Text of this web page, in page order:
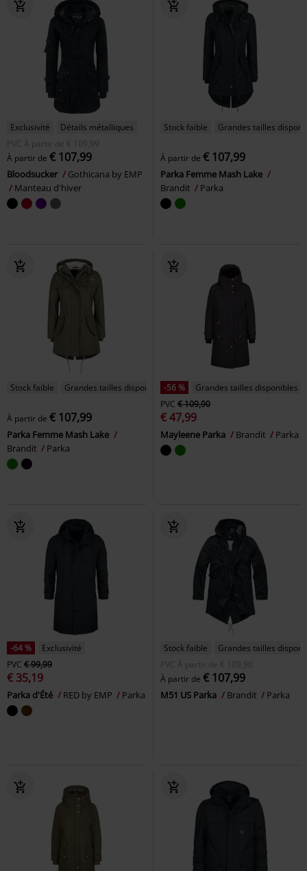
Exclusivité
Détails métalliques
PVC
À partir de € 109,99
À partir de € 107,99
Bloodsucker
Gothicana by EMP
Manteau d'hiver
Stock faible Grandes tailles
À partir de € 107,99
Parka Femme Mash Lake
Brandit
Parka
Stock faible Grandes tailles disponibles
À partir de € 107,99
Parka Femme Mash Lake
Brandit
Parka
-56 %
Grandes tailles disponibles
PVC € 109,90
€ 47,99
Mayleene Parka Brandit Parka
-64 %
Exclusivité
PVC € 99,99
€ 35,19
Parka d'Été RED by EMP Parka
Stock faible
Grandes tailles
PVC
À partir de € 109,90
À partir de € 107,99
M51 US Parka Brandit Parka